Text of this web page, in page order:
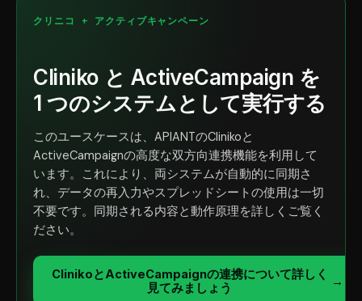
クリニコ + アクティブキャンペーン
Cliniko と ActiveCampaign を
1 つのシステムとして実行する
このユースケースは、APIANTのClinikoと
ActiveCampaignの高度な双方向連携機能を利用して
います。これにより、両システムが自動的に同期さ
れ、データの再入力やスプレッドシートの使用は一切
不要です。同期される内容と動作原理を詳しくご覧く
ださい。
ClinikoとActiveCampaignの連携について詳しく
見てみましょう
→